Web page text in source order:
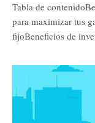
Tabla de
para maximizar tus
fijoBeneficios de